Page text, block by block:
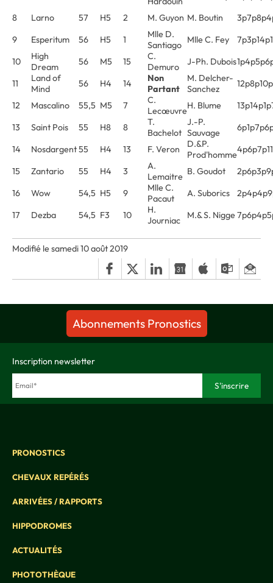
8
Larno 57 H5 2 M. Guyon M. Boutin
9
Esperitum 56 H5 1
Mlle D.
Santiago Mlle C. Fey
10
High
Dream
56 M5 15
C.
Demuro
J-Ph. Dubois
11
Land of
Mind
56 H4 14
Non
Partant
M. Delcher-
Sanchez
12
Mascalino 55,5 M5 7
C.
LecœuvreH. Blume
13
Saint Pois 55 H8 8
T.
Bachelot
J.-P.
Sauvage
14
Nosdargent55 H4 13 F. Veron
D.&P.
Prod'homme
15
Zantario 55 H4 3
A.
Lemaitre B. Goudot
16
Wow 54,5 H5 9
Mlle C.
Pacaut
A. Suborics
17
Dezba 54,5 F3 10
H.
Journiac
M.& S. Nigge
Modifié le samedi 10 août 2019
Abonnements Pronostics
Inscription newsletter
PRONOSTICS
CHEVAUX REPÉRÉS
ARRIVÉES / RAPPORTS
HIPPODROMES
ACTUALITÉS
PHOTOTHÈQUE